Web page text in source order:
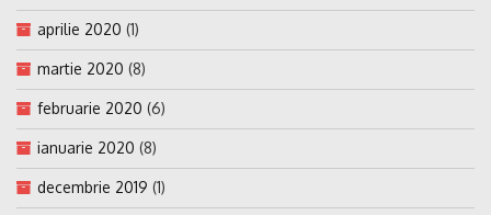
aprilie 2020 (1)
martie 2020 (8)
februarie 2020 (6)
ianuarie 2020 (8)
decembrie 2019 (1)